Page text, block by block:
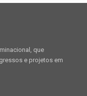
que
e projetos em